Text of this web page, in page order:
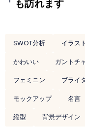
も訪れます
SWOT分析 イラス
かわいい
ガントチ
フェミニン
ブライ
モックアップ
名言
縦型
背景デザイン